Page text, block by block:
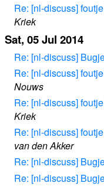
Re: [nl-discuss]
Kriek
Sat, 05 Jul 2014
Re: [nl-discuss]
Re: [nl-discuss]
Nouws
Re: [nl-discuss]
Kriek
Re: [nl-discuss]
van den Akker
Re: [nl-discuss]
Re: [nl-discuss]